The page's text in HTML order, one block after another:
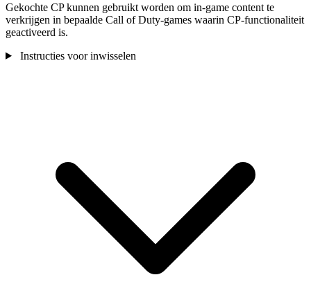
Gekochte CP kunnen gebruikt worden om in-game content te
verkrijgen in bepaalde Call of Duty-games waarin CP-functionaliteit
geactiveerd is.
Instructies voor inwisselen